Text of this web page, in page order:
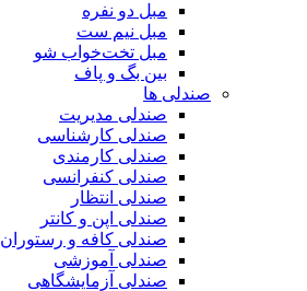
مبل دو نفره
مبل نیم ست
مبل تخت‌خواب شو
بین بگ و پاف
صندلی ها
صندلی مدیریت
صندلی کارشناسی
صندلی کارمندی
صندلی کنفرانسی
صندلی انتظار
صندلی اپن و کانتر
صندلی کافه و رستوران
صندلی آموزشی
صندلی آزمایشگاهی